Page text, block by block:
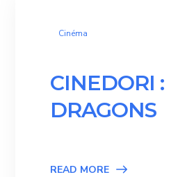
Cinéma
CINEDORI :
DRAGONS
READ MORE